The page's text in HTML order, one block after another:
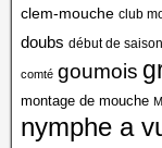
clem-mouche club
doubs début de saison
comté goumois
montage de mouche
nymphe a